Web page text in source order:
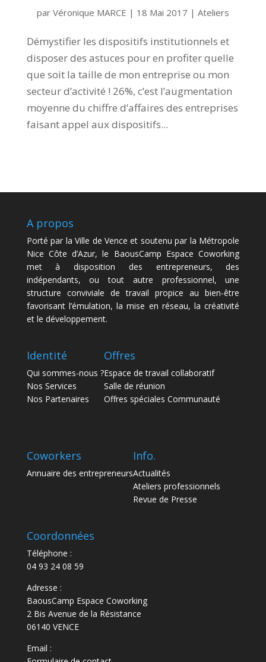
par Véronique MARCE | 18 Mai 2017 | Ateliers
Démystifier les dispositifs institutionnels et
disposer des astuces pour en profiter quelle
que soit la taille de mon entreprise ou mon
secteur d’activité ! 26%, c’est l’augmentation
moyenne du chiffre d’affaires des entreprises
faisant appel aux dispositifs...
A propos
Porté par laVille de Vence et soutenu par la Métropole
Nice Côte d’Azur, le BaousCamp Espace Coworking
met à disposition des entrepreneurs, des
indépendants, ou tout autre professionnel, une
structure conviviale de travail propice au bien-être
favorisant l’émulation, la mise en réseau, la créativité
et le développement.
Identité
Qui sommes-nous ?
Nos Services
Nos Partenaires
Offres
Espace de travail collaboratif
Salle de réunion
Offres spéciales Communauté
Coworkers
Annuaire des entrepreneurs
Info.
Actualités
Ateliers professionnels
Revue de Presse
Coordonnées
Téléphone :
04 93 24 08 59
Adresse :
BaousCamp Espace Coworking
2 Bis Avenue de la Résistance
06140 VENCE
Email :